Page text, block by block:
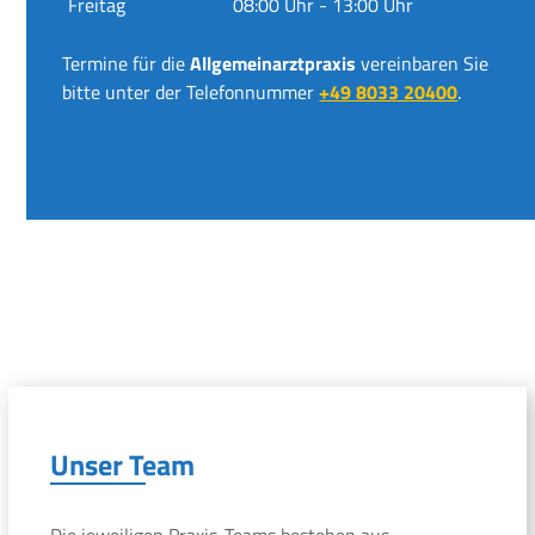
Termine für dieAllgemeinarztpraxis vereinbaren Sie
bitte unter der Telefonnummer+49 8033 20400.
Unser Team